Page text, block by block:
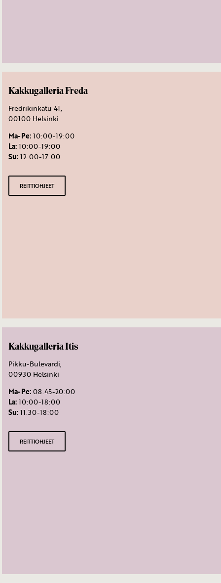
Kakkugalleria Freda
Fredrikinkatu 41,
00100 Helsinki
Ma-Pe:10:00-19:00
La:10:00-19:00
Su:12:00-17:00
REITTIOHJEET
Kakkugalleria Itis
Pikku-Bulevardi,
00930 Helsinki
Ma-Pe:08.45-20:00
La:10:00-18:00
Su:11.30-18:00
REITTIOHJEET